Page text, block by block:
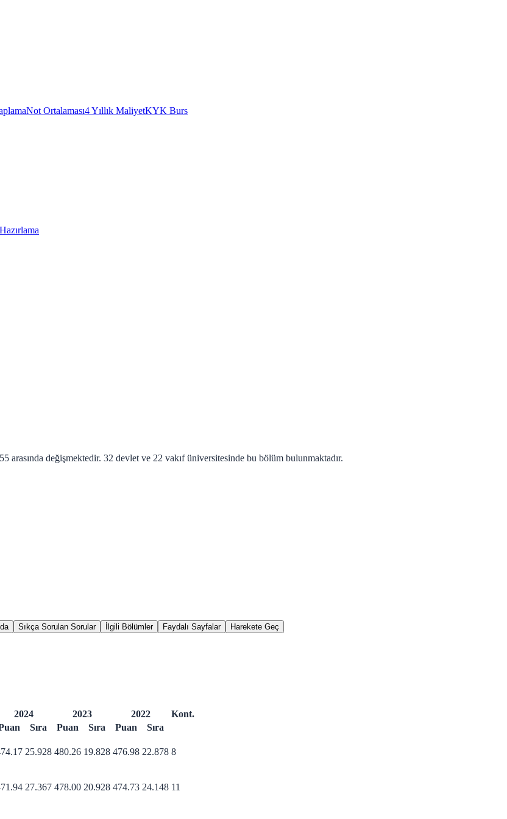
Not Ortalaması4 Yıllık MaliyetKYK Burs
arasında değişmektedir. 32 devlet ve 22 vakıf üniversitesinde bu bölüm bulunmaktadır.
Sıkça Sorulan Sorular İlgili Bölümler Faydalı Sayfalar Harekete Geç
2024 2023 2022
Kont.
Sıra Puan Sıra Puan Sıra
25.928 480.26 19.828 476.98 22.878 8
27.367 478.00 20.928 474.73 24.148 11